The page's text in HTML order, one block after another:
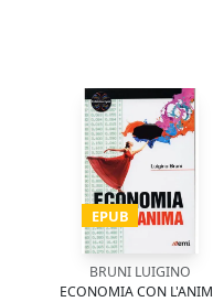
EPUB
BRUNI LUIGINO
ECONOMIA CON